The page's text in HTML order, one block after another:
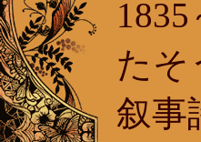
たそ
叙事